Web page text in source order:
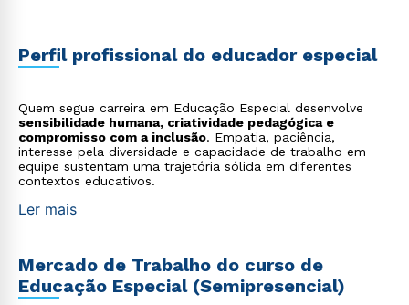
Perfil profissional do educador especial
Quem segue carreira em Educação Especial desenvolve
sensibilidade humana, criatividade pedagógica e
compromisso com a inclusão. Empatia, paciência,
interesse pela diversidade e capacidade de trabalho em
equipe sustentam uma trajetória sólida em diferentes
contextos educativos.
Ler mais
Mercado de Trabalho do curso de
Educação Especial (Semipresencial)